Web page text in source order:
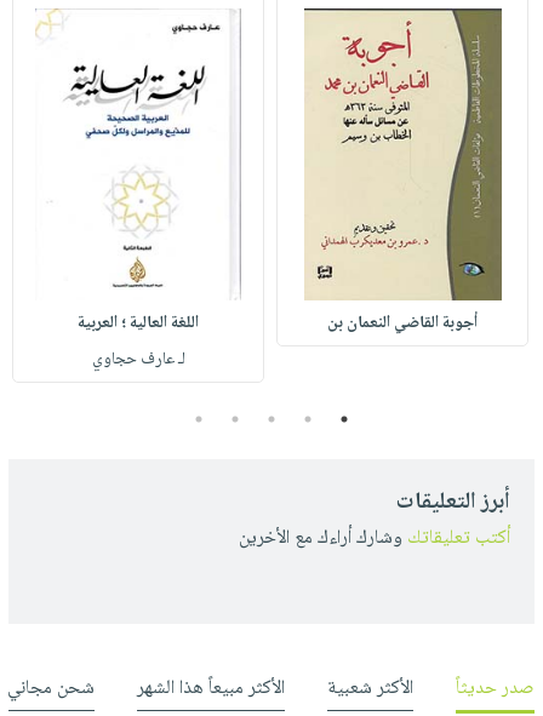
أجوبة القاضي النعمان بن
اللغة العالية ؛ العربية
لـ عارف حجاوي
1
2
3
4
5
أبرز التعليقات
أكتب تعليقاتك وشارك أراءك مع الأخرين
صدر حديثاً الأكثر شعبية الأكثر مبيعاً هذا الشهر شحن مجاني